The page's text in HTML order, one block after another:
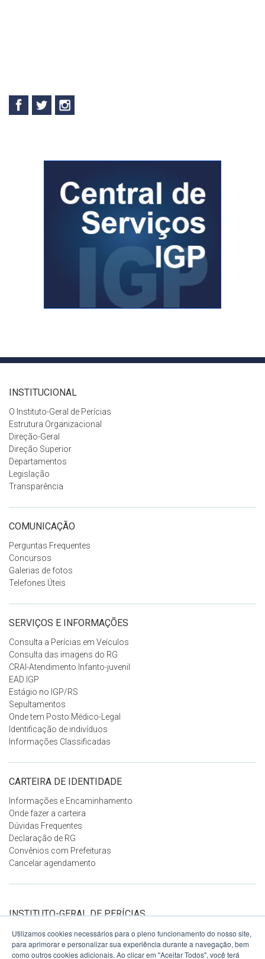
INSTITUCIONAL
O Instituto-Geral de Perícias
Estrutura Organizacional
Direção-Geral
Direção Superior
Departamentos
Legislação
Transparência
COMUNICAÇÃO
Perguntas Frequentes
Concursos
Galerias de fotos
Telefones Úteis
SERVIÇOS E INFORMAÇÕES
Consulta a Perícias em Veículos
Consulta das imagens do RG
CRAI-Atendimento Infanto-juvenil
EAD IGP
Estágio no IGP/RS
Sepultamentos
Onde tem Posto Médico-Legal
Identificação de indivíduos
Informações Classificadas
CARTEIRA DE IDENTIDADE
Informações e Encaminhamento
Onde fazer a carteira
Dúvidas Frequentes
Declaração de RG
Convênios com Prefeituras
Cancelar agendamento
INSTITUTO-GERAL DE PERÍCIAS
Avenida Voluntários da Pátria, 1358
Ver no mapa
Utilizamos cookies necessários para o pleno funcionamento do nosso site,
para aprimorar e personalizar sua experiência durante a navegação, bem
como outros cookies adicionais. Ao clicar em "Aceitar Todos", você terá